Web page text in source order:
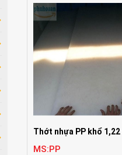
Thớt nhựa PP khổ 1,22
MS:PP